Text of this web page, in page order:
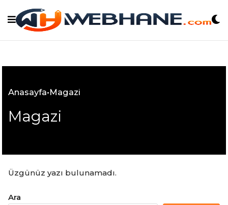
content
Anasayfa•Magazi
Magazi
Üzgünüz yazı bulunamadı.
Ara